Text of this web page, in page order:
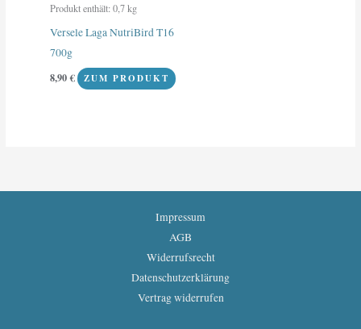
Produkt enthält: 0,7kg
Versele Laga NutriBird T16
700g
8,90€ ZUM PRODUKT
Impressum
AGB
Widerrufsrecht
Datenschutzerklärung
Vertrag widerrufen